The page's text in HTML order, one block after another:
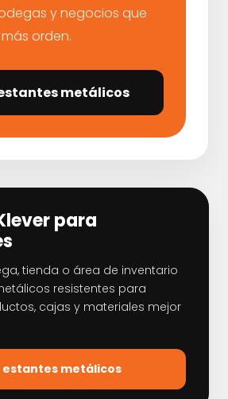
y negocios que
orden.
metálicos
para
tienda o área de inventario
resistentes para
cajas y materiales mejor
estantes metálicos